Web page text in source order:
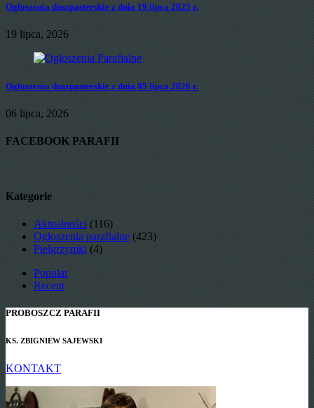
Ogłoszenia duszpasterskie z dnia 19 lipca 2025 r.
19 lipca, 2026
Ogłoszenia duszpasterskie z dnia 05 lipca 2026 r.
06 lipca, 2026
FACEBOOK PARAFII
Kategorie
Aktualności (116)
Ogłoszenia parafialne (423)
Pielgrzymki (4)
Popular
Recent
PROBOSZCZ PARAFII
KS. ZBIGNIEW SAJEWSKI
KONTAKT